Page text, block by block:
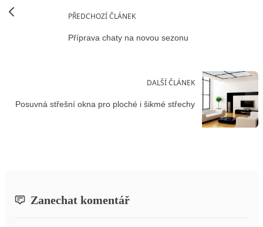
PŘEDCHOZÍ ČLÁNEK
Příprava chaty na novou sezonu
DALŠÍ ČLÁNEK
Posuvná střešní okna pro ploché i šikmé střechy
Zanechat komentář